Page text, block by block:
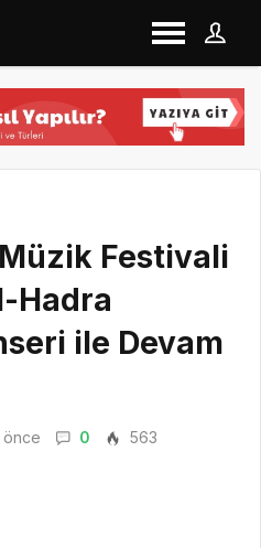
Festivali
Hadra
ile Devam
önce 0
563